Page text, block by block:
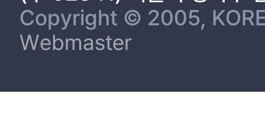
Copyright © 2005,
Webmaster